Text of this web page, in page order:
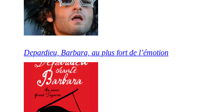
Depardieu, Barbara, au plus fort de l’émotion